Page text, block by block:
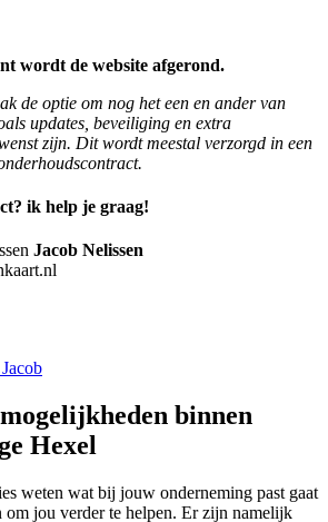
wordt de website afgerond.
de optie om nog het een en ander van
updates, beveiliging en extra
zijn. Dit wordt meestal verzorgd in een
ik help je graag!
Jacob Nelissen
binnen
Hexel
weten wat bij jouw onderneming past gaat
om jou verder te helpen. Er zijn namelijk